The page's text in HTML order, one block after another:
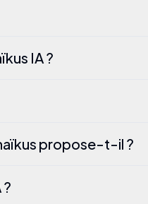
IA ?
propose-t-il ?